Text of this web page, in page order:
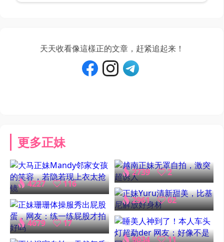
天天收看像這樣正的文章，赶紧追起来！
更多正妹
4227 116
4679 17
2739 2
2961 62
9034 11